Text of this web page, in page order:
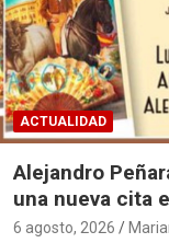
ACTUALIDAD
Alejandro
una nueva cita
6 agosto, 2026